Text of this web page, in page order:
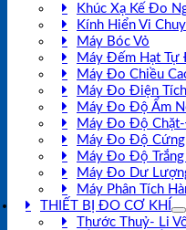
Khúc Xạ Kế Đo
Kính Hiển Vi
Máy Bóc Vỏ
Máy Đếm Hạt Tự
Máy Đo Chiều
Máy Đo Điện
Máy Đo Độ Ẩm
Máy Đo Độ
Máy Đo Độ Cứng
Máy Đo Độ Trắng
Máy Đo Dư
Máy Phân Tích
THIẾT BỊ ĐO CƠ KHÍ
Thước Thuỷ- Li